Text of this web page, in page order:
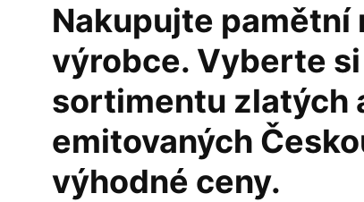
Nakupujte pamětní
výrobce. Vyberte
sortimentu zlatých
emitovaných
výhodné ceny.